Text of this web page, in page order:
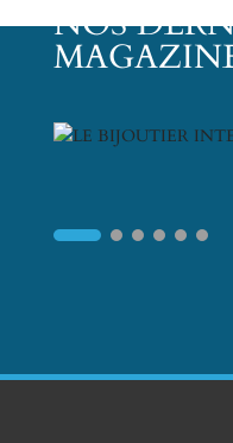
NOS